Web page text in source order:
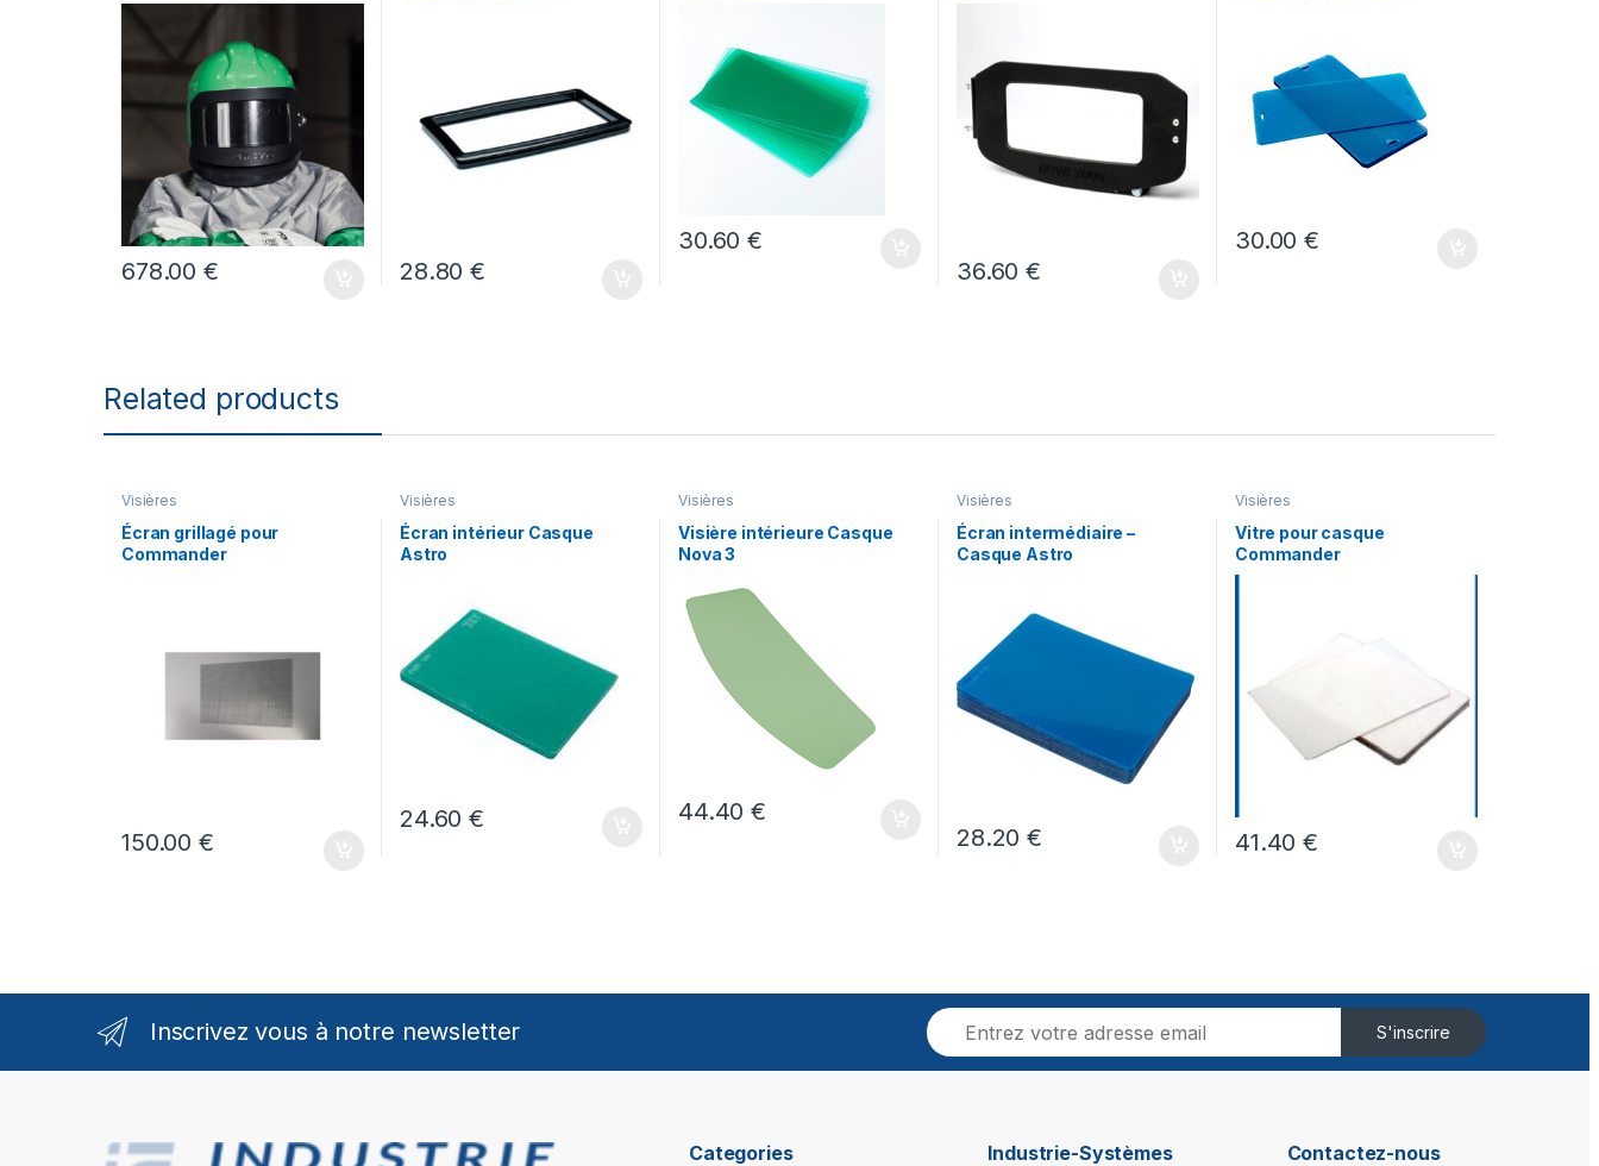
678.00€ 28.80€
30.60€
36.60€
30.00€
Related products
Visières
Écran grillagé pour
Commander
150.00€
Visières
Écran intérieur Casque
Astro
24.60€
Visières
Visière intérieure Casque
Nova 3
44.40€
Visières
Écran intermédiaire –
Casque Astro
28.20€
Visières
Vitre pour casque
Commander
41.40€
Inscrivez vous à notre newsletter S'inscrire
Categories Industrie-Systèmes Contactez-nous